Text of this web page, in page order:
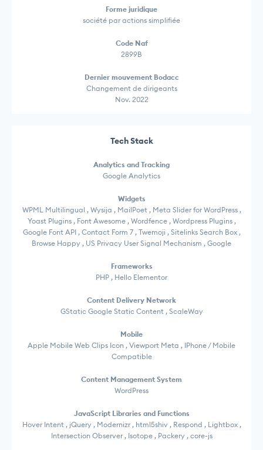
Forme juridique
société par actions simplifiée
Code Naf
2899B
Dernier mouvement Bodacc
Changement de dirigeants
Nov. 2022
Tech Stack
Analytics and Tracking
Google Analytics
Widgets
WPML Multilingual , Wysija , MailPoet , Meta Slider for WordPress ,
Yoast Plugins , Font Awesome , Wordfence , Wordpress Plugins ,
Google Font API , Contact Form 7 , Twemoji , Sitelinks Search Box ,
Browse Happy , US Privacy User Signal Mechanism , Google
Frameworks
PHP , Hello Elementor
Content Delivery Network
GStatic Google Static Content , ScaleWay
Mobile
Apple Mobile Web Clips Icon , Viewport Meta , IPhone / Mobile
Compatible
Content Management System
WordPress
JavaScript Libraries and Functions
Hover Intent , jQuery , Modernizr , html5shiv , Respond , Lightbox ,
Intersection Observer , Isotope , Packery , core-js